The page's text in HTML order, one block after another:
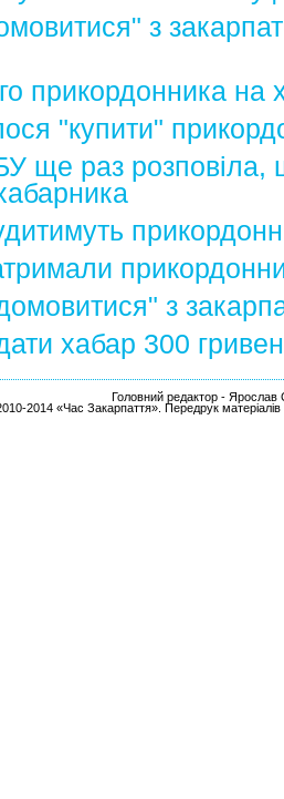
з
прикордонника
"купити"
ще раз розповіла,
з
хабар 300
Головний редактор - Ярослав
2014 «Час Закарпаття». Передрук